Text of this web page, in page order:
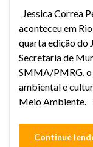
Jessica Correa
aconteceu em
quarta edição do
Secretaria de
SMMA/PMRG, o
ambiental e
Meio Ambiente.
Continue